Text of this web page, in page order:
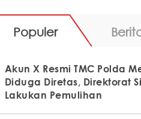
Populer
Akun X Resmi TMC Polda
Diduga Diretas, Direktorat
Lakukan Pemulihan